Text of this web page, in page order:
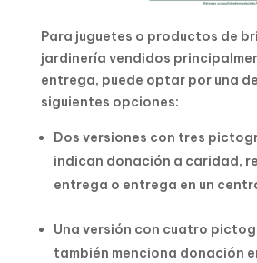
Para juguetes o productos de
jardinería vendidos
entrega, puede optar por una
siguientes opciones:
Dos versiones con tres
indican donación a caridad,
entrega o entrega en un
Una versión con cuatro
también menciona donación